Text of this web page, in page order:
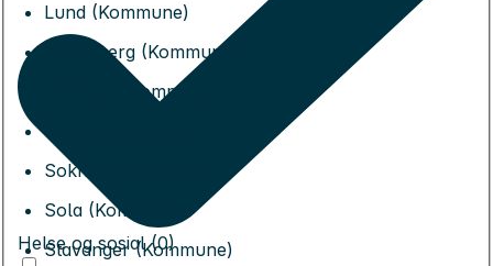
Lund (Kommune)
Randaberg (Kommune)
Sandnes (Kommune)
Sauda (Kommune)
Sokndal (Kommune)
Sola (Kommune)
Stavanger (Kommune)
Helse og sosial (0)